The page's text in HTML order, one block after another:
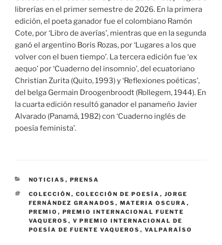
librerías en el primer semestre de 2026. En la primera
edición, el poeta ganador fue el colombiano Ramón
Cote, por ‘Libro de averías’, mientras que en la segunda
ganó el argentino Boris Rozas, por ‘Lugares a los que
volver con el buen tiempo’. La tercera edición fue ‘ex
aequo’ por ‘Cuaderno del insomnio’, del ecuatoriano
Christian Zurita (Quito, 1993) y ‘Reflexiones poéticas’,
del belga Germain Droogenbroodt (Rollegem, 1944). En
la cuarta edición resultó ganador el panameño Javier
Alvarado (Panamá, 1982) con ‘Cuaderno inglés de
poesía feminista’.
CATEGORÍAS
NOTICIAS , PRENSA
ETIQUETAS
COLECCIÓN , COLECCIÓN DE POESÍA , JORGE
FERNÁNDEZ GRANADOS , MATERIA OSCURA ,
PREMIO , PREMIO INTERNACIONAL FUENTE
VAQUEROS , V PREMIO INTERNACIONAL DE
POESÍA DE FUENTE VAQUEROS , VALPARAÍSO